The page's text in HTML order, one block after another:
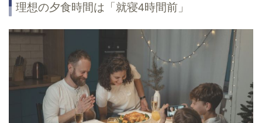
理想の夕食時間は「就寝4時間前」